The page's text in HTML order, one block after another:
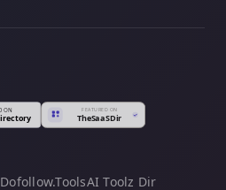
Dofollow.ToolsAI Toolz Dir